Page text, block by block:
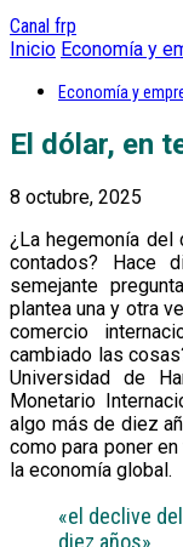
Canal frp
Inicio Economía y
Economía y
El dólar, en
8 octubre, 2025
¿La hegemonía
contados? Hace
semejante
plantea una y otra
comercio
cambiado las
Universidad de
Monetario
algo más de diez
como para poner
la economía global.
«el declive
diez años»